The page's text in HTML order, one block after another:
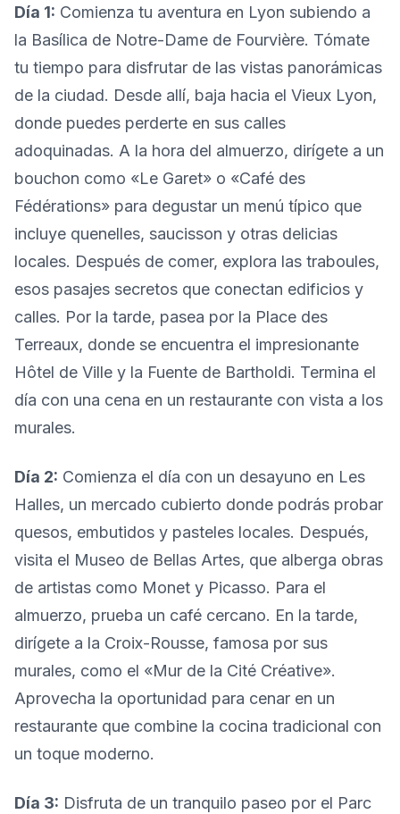
Día 1: Comienza tu aventura en Lyon subiendo a
la Basílica de Notre-Dame de Fourvière. Tómate
tu tiempo para disfrutar de las vistas panorámicas
de la ciudad. Desde allí, baja hacia el Vieux Lyon,
donde puedes perderte en sus calles
adoquinadas. A la hora del almuerzo, dirígete a un
bouchon como «Le Garet» o «Café des
Fédérations» para degustar un menú típico que
incluye quenelles, saucisson y otras delicias
locales. Después de comer, explora las traboules,
esos pasajes secretos que conectan edificios y
calles. Por la tarde, pasea por la Place des
Terreaux, donde se encuentra el impresionante
Hôtel de Ville y la Fuente de Bartholdi. Termina el
día con una cena en un restaurante con vista a los
murales.
Día 2: Comienza el día con un desayuno en Les
Halles, un mercado cubierto donde podrás probar
quesos, embutidos y pasteles locales. Después,
visita el Museo de Bellas Artes, que alberga obras
de artistas como Monet y Picasso. Para el
almuerzo, prueba un café cercano. En la tarde,
dirígete a la Croix-Rousse, famosa por sus
murales, como el «Mur de la Cité Créative».
Aprovecha la oportunidad para cenar en un
restaurante que combine la cocina tradicional con
un toque moderno.
Día 3: Disfruta de un tranquilo paseo por el Parc